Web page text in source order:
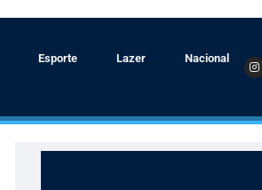
Esporte Lazer Nacional